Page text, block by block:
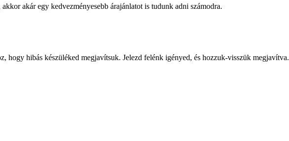
akár egy kedvezményesebb árajánlatot is tudunk adni számodra.
hogy hibás készüléked megjavítsuk. Jelezd felénk igényed, és hozzuk-visszük megjavítva.